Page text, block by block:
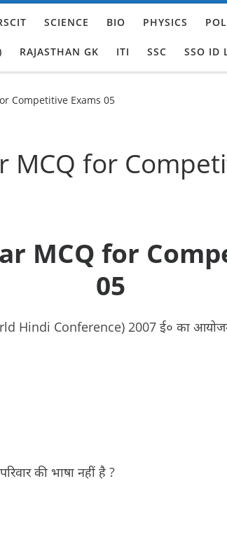
SCIENCE BIO PHYSICS
RAJASTHAN GK ITI SSC SSO ID
Competitive Exams 05
MCQ for
MCQ for
05
Hindi Conference) 2007 ई० का
की भाषा नहीं है ?